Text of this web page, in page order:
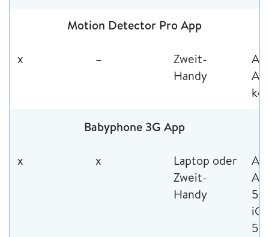
Motion Detector Pro App
x –
Zweit-
Handy
Babyphone 3G App
x x
Laptop oder
Zweit-
Handy